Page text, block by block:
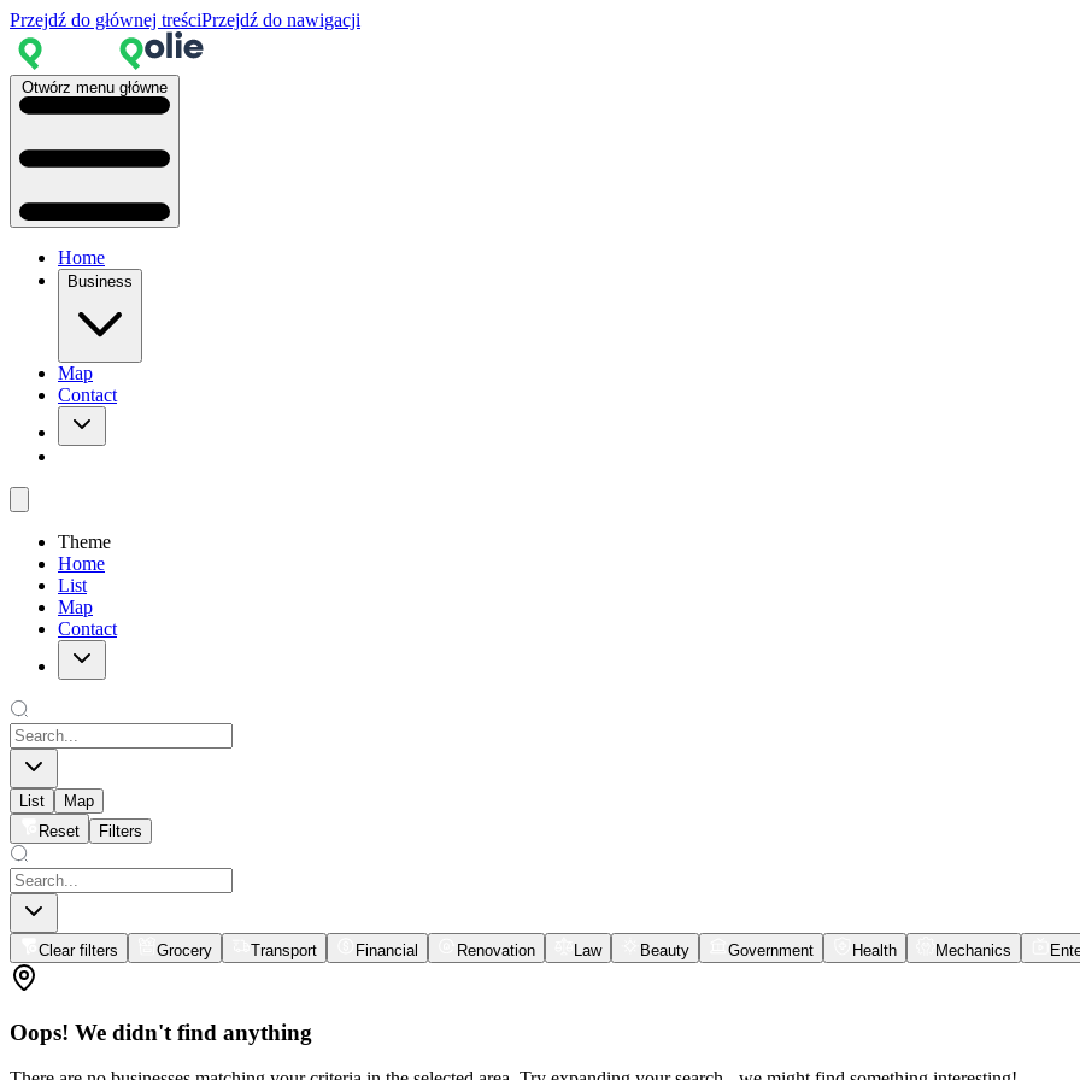
Przejdź do głównej treściPrzejdź do nawigacji
Otwórz menu główne
Home
Business
Map
Contact
Theme
Home
List
Map
Contact
List
Map
Reset
Filters
Clear filters Grocery Transport Financial Renovation Law Beauty Government Health Mechanics
Oops! We didn't find anything